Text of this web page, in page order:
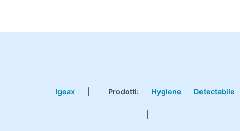
Igeax Prodotti: Hygiene Detectabile